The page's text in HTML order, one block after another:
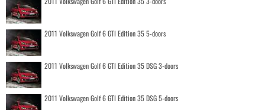
2011 Volkswagen Golf 6 GTI Edition 35 5-doors
2011 Volkswagen Golf 6 GTI Edition 35 DSG 3-doors
2011 Volkswagen Golf 6 GTI Edition 35 DSG 5-doors